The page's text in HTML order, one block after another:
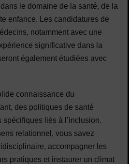
le domaine de la santé, de la
enfance. Les candidatures de
notamment avec une
significative dans la
également étudiées avec
connaissance du
des politiques de santé
liés à l’inclusion.
relationnel, vous savez
accompagner les
pratiques et instaurer un climat